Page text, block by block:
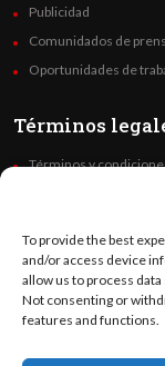
To provide the best
and/or access device
allow us to process
Not consenting or
features and functions.
Publicidad
Comunidados de
Oportunidades de
Términos
Términos y
Code of Ethics